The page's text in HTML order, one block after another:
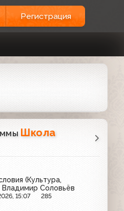
Регистрация
Школа
(Культура,
Владимир Соловьёв
15:07 285